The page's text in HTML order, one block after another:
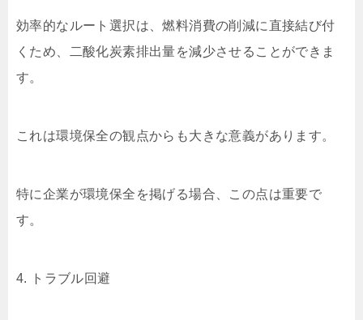
効率的なルート選択は、燃料消費の削減に直接結び付
くため、二酸化炭素排出量を減少させることができま
す。
これは環境保全の観点からも大きな意義があります。
特に企業が環境保全を掲げる場合、この点は重要で
す。
4. トラブル回避